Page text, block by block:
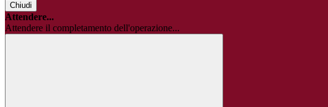
Chiudi
Attendere...
Attendere il completamento dell'operazione...